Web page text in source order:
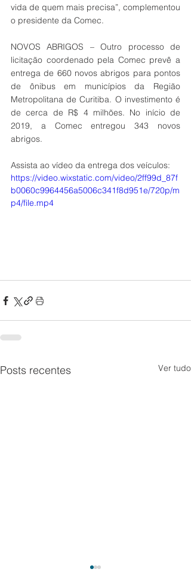
vida de quem mais precisa”, complementou
o presidente da Comec.
NOVOS ABRIGOS – Outro processo de
licitação coordenado pela Comec prevê a
entrega de 660 novos abrigos para pontos
de ônibus em municípios da Região
Metropolitana de Curitiba. O investimento é
de cerca de R$ 4 milhões. No início de
2019, a Comec entregou 343 novos
abrigos.
Assista ao vídeo da entrega dos veículos:
https://video.wixstatic.com/video/2ff99d_87f
b0060c9964456a5006c341f8d951e/720p/m
p4/file.mp4
Posts recentes Ver tudo